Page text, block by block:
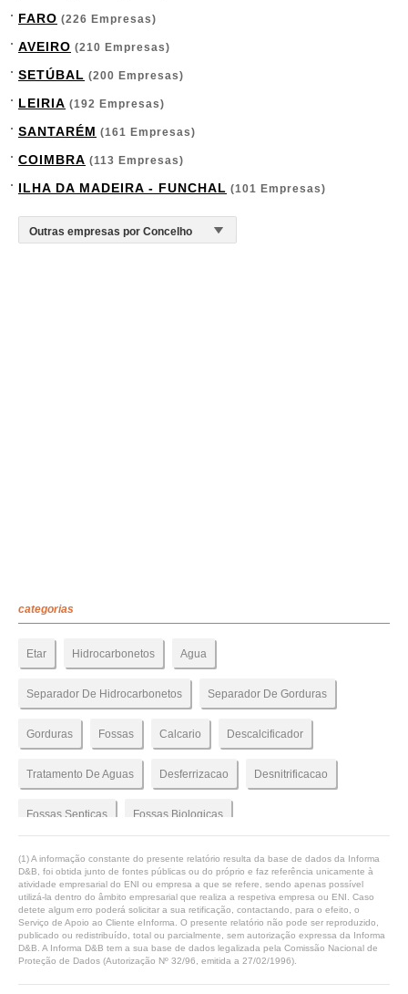
FARO (226 Empresas)
AVEIRO (210 Empresas)
SETÚBAL (200 Empresas)
LEIRIA (192 Empresas)
SANTARÉM (161 Empresas)
COIMBRA (113 Empresas)
ILHA DA MADEIRA - FUNCHAL (101 Empresas)
categorias
Etar Hidrocarbonetos Agua
Separador De Hidrocarbonetos Separador De Gorduras
Gorduras Fossas Calcario Descalcificador
Tratamento De Aguas Desferrizacao Desnitrificacao
Fossas Septicas Fossas Biologicas
Tratamento De Guas Residuais Agua Consumo
Tratamento Agua Furo Descalcificao Potabilizacao Aguas
Desinfecao Aguas Agua Com Ferro Armazenamento Agua
(1) A informação constante do presente relatório resulta da base de dados da Informa
D&B, foi obtida junto de fontes públicas ou do próprio e faz referência unicamente à
atividade empresarial do ENI ou empresa a que se refere, sendo apenas possível
utilizá-la dentro do âmbito empresarial que realiza a respetiva empresa ou ENI. Caso
detete algum erro poderá solicitar a sua retificação, contactando, para o efeito, o
Serviço de Apoio ao Cliente eInforma. O presente relatório não pode ser reproduzido,
publicado ou redistribuído, total ou parcialmente, sem autorização expressa da Informa
D&B. A Informa D&B tem a sua base de dados legalizada pela Comissão Nacional de
Proteção de Dados (Autorização Nº 32/96, emitida a 27/02/1996).